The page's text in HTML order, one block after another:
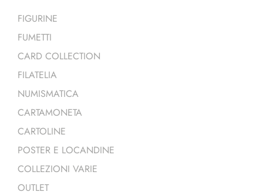
FIGURINE
FUMETTI
CARD COLLECTION
FILATELIA
NUMISMATICA
CARTAMONETA
CARTOLINE
POSTER E LOCANDINE
COLLEZIONI VARIE
OUTLET